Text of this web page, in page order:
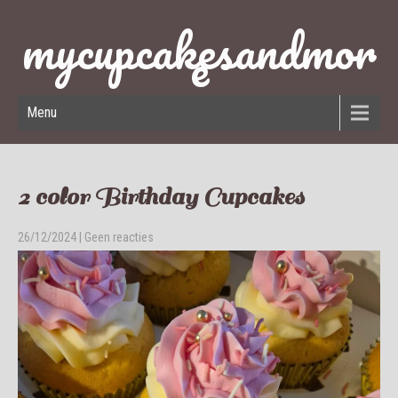
mycupcakesandmor
e
Menu
2 color Birthday Cupcakes
26/12/2024 Geen reacties